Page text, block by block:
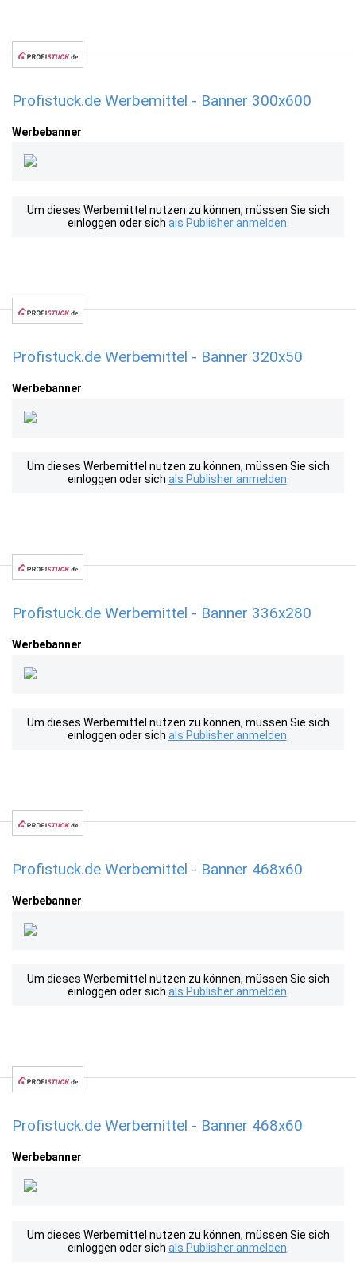
Profistuck.de Werbemittel - Banner 300x600
Werbebanner
Um dieses Werbemittel nutzen zu können, müssen Sie sich
einloggen oder sich als Publisher anmelden
Profistuck.de Werbemittel - Banner 320x50
Werbebanner
Um dieses Werbemittel nutzen zu können, müssen Sie sich
einloggen oder sich als Publisher anmelden
Profistuck.de Werbemittel - Banner 336x280
Werbebanner
Um dieses Werbemittel nutzen zu können, müssen Sie sich
einloggen oder sich als Publisher anmelden
Profistuck.de Werbemittel - Banner 468x60
Werbebanner
Um dieses Werbemittel nutzen zu können, müssen Sie sich
einloggen oder sich als Publisher anmelden
Profistuck.de Werbemittel - Banner 468x60
Werbebanner
Um dieses Werbemittel nutzen zu können, müssen Sie sich
einloggen oder sich als Publisher anmelden